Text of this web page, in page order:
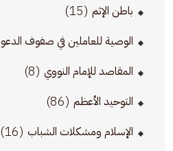
باطن الإثم (15)
الوصية للعاملين في صفوف
المقاصد للإمام النووي (8)
التوحيد الأعظم (86)
الإسلام ومشكلات الشباب (16)